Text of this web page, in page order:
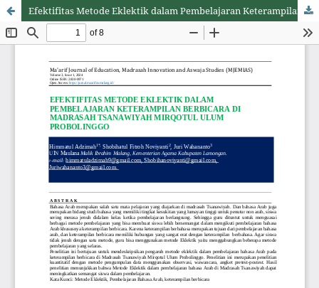
Efektifitas Metode Eklektik dalam Pembelajaran Keterampilan Berbicara Di Madrasah Tsanawiyah Mirqotul Ulum Probolinggo